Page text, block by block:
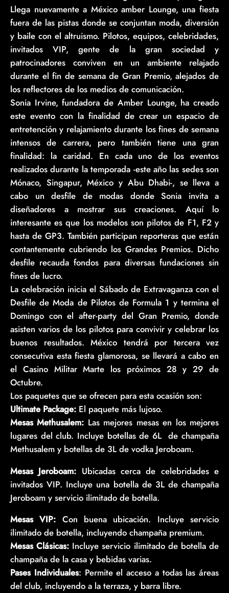
Llega nuevamente a México amber Lounge, una fiesta
fuera de las pistas donde se conjuntan moda, diversión
y baile con el altruismo. Pilotos, equipos, celebridades,
invitados VIP, gente de la gran sociedad y
patrocinadores conviven en un ambiente relajado
durante el fin de semana de Gran Premio, alejados de
los reflectores de los medios de comunicación.
Sonia Irvine, fundadora de Amber Lounge, ha creado
este evento con la finalidad de crear un espacio de
entretención y relajamiento durante los fines de semana
intensos de carrera, pero también tiene una gran
finalidad: la caridad. En cada uno de los eventos
realizados durante la temporada -este año las sedes son
Mónaco, Singapur, México y Abu Dhabi-, se lleva a
cabo un desfile de modas donde Sonia invita a
diseñadores a mostrar sus creaciones. Aquí lo
interesante es que los modelos son pilotos de F1, F2 y
hasta de GP3. También participan reporteras que están
contantemente cubriendo los Grandes Premios. Dicho
desfile recauda fondos para diversas fundaciones sin
fines de lucro.
La celebración inicia el Sábado de Extravaganza con el
Desfile de Moda de Pilotos de Formula 1 y termina el
Domingo con el after-party del Gran Premio, donde
asisten varios de los pilotos para convivir y celebrar los
buenos resultados. México tendrá por tercera vez
consecutiva esta fiesta glamorosa, se llevará a cabo en
el Casino Militar Marte los próximos 28 y 29 de
Octubre.
Los paquetes que se ofrecen para esta ocasión son:
Ultimate Package: El paquete más lujoso.
Mesas Methusalem: Las mejores mesas en los mejores
lugares del club. Incluye botellas de 6L de champaña
Methusalem y botellas de 3L de vodka Jeroboam.
Mesas Jeroboam: Ubicadas cerca de celebridades e
invitados VIP. Incluye una botella de 3L de champaña
Jeroboam y servicio ilimitado de botella.
Mesas VIP: Con buena ubicación. Incluye servicio
ilimitado de botella, incluyendo champaña premium.
Mesas Clásicas: Incluye servicio ilimitado de botella de
champaña de la casa y bebidas varias.
Pases Individuales: Permite el acceso a todas las áreas
del club, incluyendo a la terraza, y barra libre.